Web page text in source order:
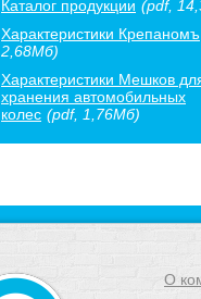
Каталог продукции (pdf,
Характеристики Крепаномъ
2,68Мб)
Характеристики Мешков
хранения автомобильных
колес (pdf, 1,76Мб)
О